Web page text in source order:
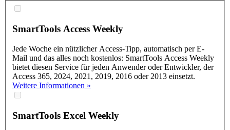
SmartTools Access Weekly
Jede Woche ein nützlicher Access-Tipp, automatisch per E-
Mail und das alles noch kostenlos: SmartTools Access Weekly
bietet diesen Service für jeden Anwender oder Entwickler, der
Access 365, 2024, 2021, 2019, 2016 oder 2013 einsetzt.
Weitere Informationen »
SmartTools Excel Weekly